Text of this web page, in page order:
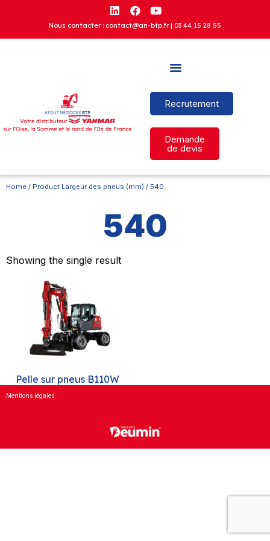
Nous contacter : contact@an-btp.fr | 03 44 15 28 55
Recrutement
Demande
de devis
Home / Product Largeur des pneus (mm) / 540
540
Showing the single result
Pelle sur pneus B110W
Mentions légales